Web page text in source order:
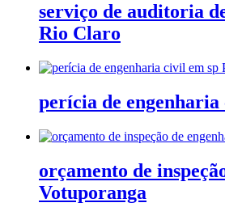
serviço de auditoria
Rio Claro
perícia de engenharia
orçamento de
Votuporanga